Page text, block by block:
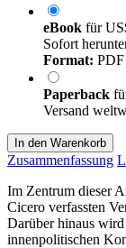
eBook für
Sofort
Format:
Paperback
Versand
In den Warenkorb
Zusammenfassung
Im Zentrum dieser
Cicero verfassten
Darüber hinaus
innenpolitischen